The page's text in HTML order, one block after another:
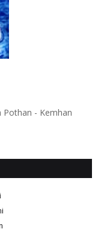
Pothan - Kemhan